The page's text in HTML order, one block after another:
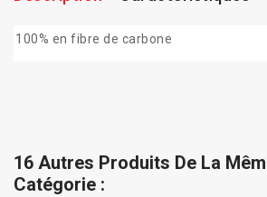
100% en fibre de carbone
16 Autres Produits De La
Catégorie :